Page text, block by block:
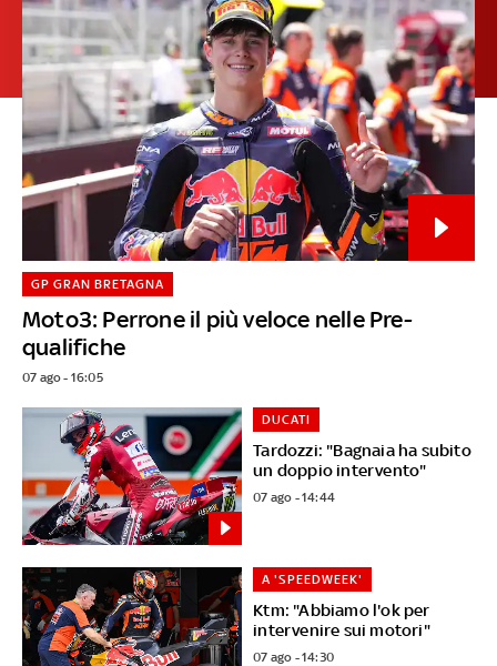
Moto3: Perrone il più veloce nelle Pre-
qualifiche
GP GRAN BRETAGNA
07 ago - 16:05
Tardozzi: "Bagnaia ha subito
un doppio intervento"
DUCATI
07 ago - 14:44
Ktm: "Abbiamo l'ok per
intervenire sui motori"
A 'SPEEDWEEK'
07 ago - 14:30